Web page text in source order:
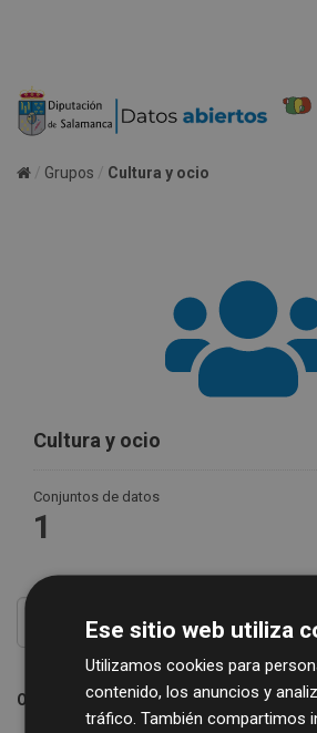
Grupos Cultura y ocio
Cultura y ocio
Conjuntos de datos
1
Ordenar por
Ese sitio web utiliza
Utilizamos cookies para
contenido, los anuncios y
tráfico. También compartimos